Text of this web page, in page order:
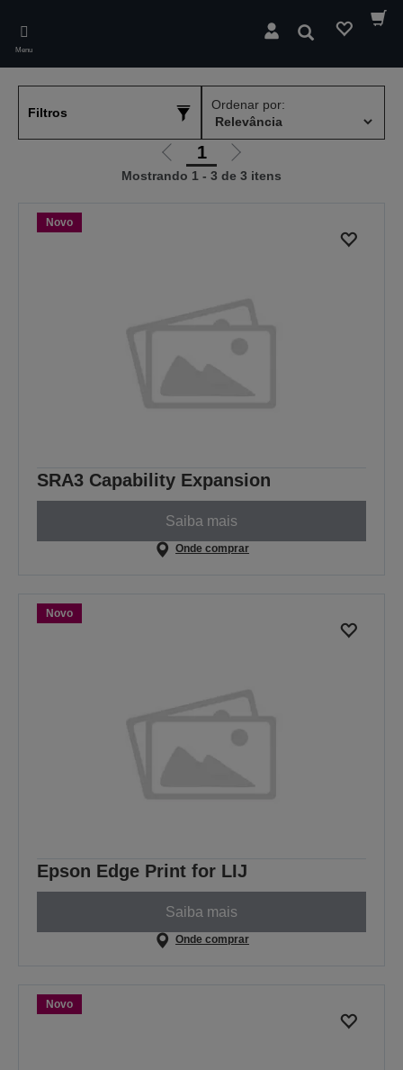
main
content
Menu
Pesquisar
Filtros
Ordenar por:
Ir
para
1
Ir
para
Mostrando 1 - 3 de 3 itens
Novo
SRA3 Capability Expansion
Saiba mais
Onde comprar
Novo
Epson Edge Print for LIJ
Saiba mais
Onde comprar
Novo